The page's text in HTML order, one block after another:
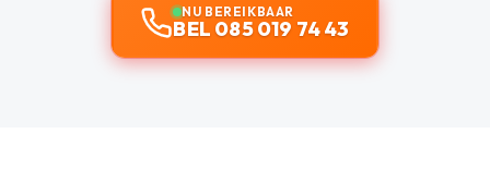
NU BEREIKBAAR
BEL 085 019 74 43